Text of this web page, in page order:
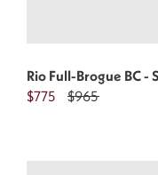
Rio Full-Brogue BC -
$775
$965